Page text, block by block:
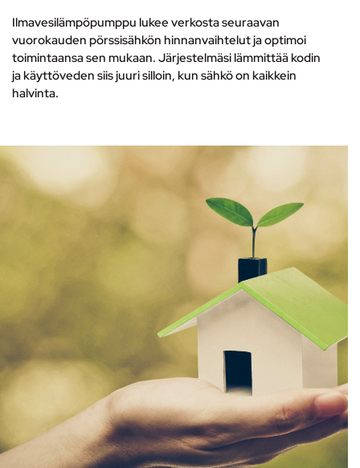
Ilmavesilämpöpumppu lukee verkosta seuraavan
vuorokauden pörssisähkön hinnanvaihtelut ja optimoi
toimintaansa sen mukaan. Järjestelmäsi lämmittää kodin
ja käyttöveden siis juuri silloin, kun sähkö on kaikkein
halvinta.